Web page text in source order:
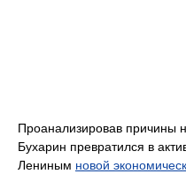
Проанализировав причины
Бухарин превратился в
Лениным новой